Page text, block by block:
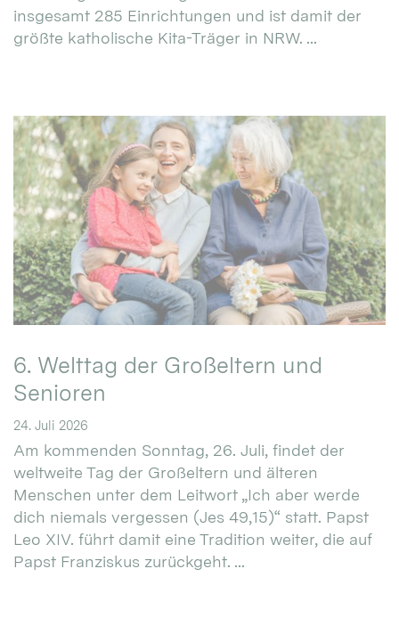
insgesamt 285 Einrichtungen und ist damit der
größte katholische Kita-Träger in NRW. ...
6. Welttag der Großeltern und
Senioren
24. Juli 2026
Am kommenden Sonntag, 26. Juli, findet der
weltweite Tag der Großeltern und älteren
Menschen unter dem Leitwort „Ich aber werde
dich niemals vergessen (Jes 49,15)“ statt. Papst
Leo XIV. führt damit eine Tradition weiter, die auf
Papst Franziskus zurückgeht. ...